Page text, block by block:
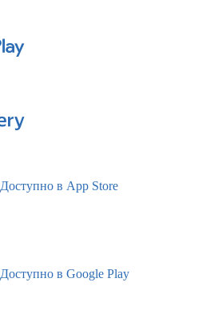
Доступно в App Store
Доступно в Google Play